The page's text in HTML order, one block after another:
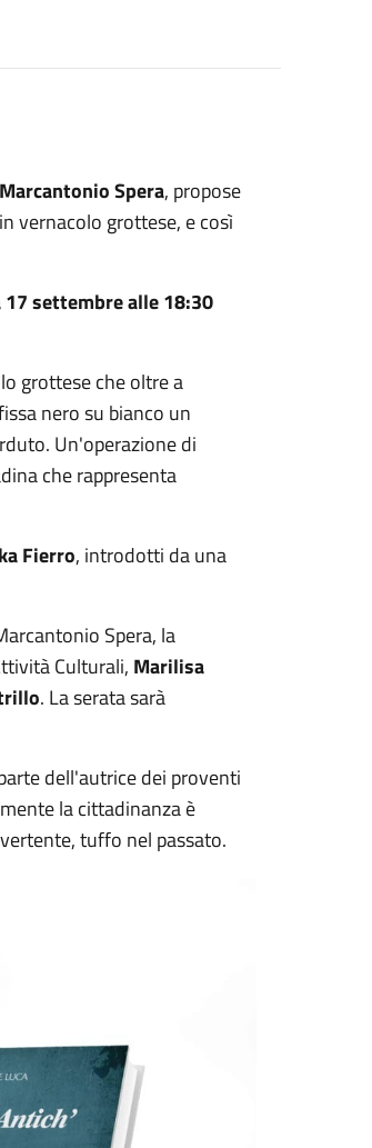
Spera, propose
vernacolo grottese, e così
17 settembre alle 18:30
grottese che oltre a
nero su bianco un
Un'operazione di
che rappresenta
Fierro, introdotti da una
Spera, la
Culturali, Marilisa
. La serata sarà
dell'autrice dei proventi
la cittadinanza è
tuffo nel passato.